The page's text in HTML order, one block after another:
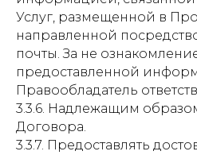
Услуг, размещенной в
направленной
почты. За не
предоставленной
Правообладатель
3.3.6. Надлежащим
Договора.
3.3.7. Предоставлять